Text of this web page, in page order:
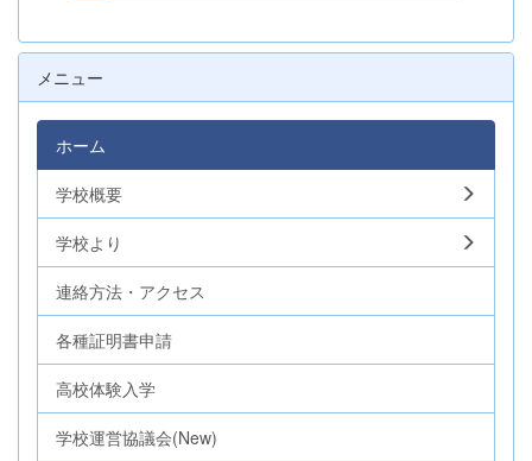
メニュー
ホーム
学校概要
学校より
連絡方法・アクセス
各種証明書申請
高校体験入学
学校運営協議会(New)